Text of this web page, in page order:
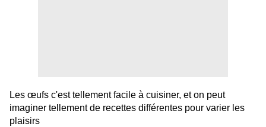
Les œufs c'est tellement facile à cuisiner, et on peut
imaginer tellement de recettes différentes pour varier les
plaisirs